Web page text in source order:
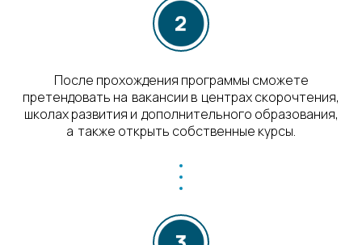
После прохождения программы сможете
претендовать на вакансии в центрах скорочтения,
школах развития и дополнительного образования,
а также открыть собственные курсы.